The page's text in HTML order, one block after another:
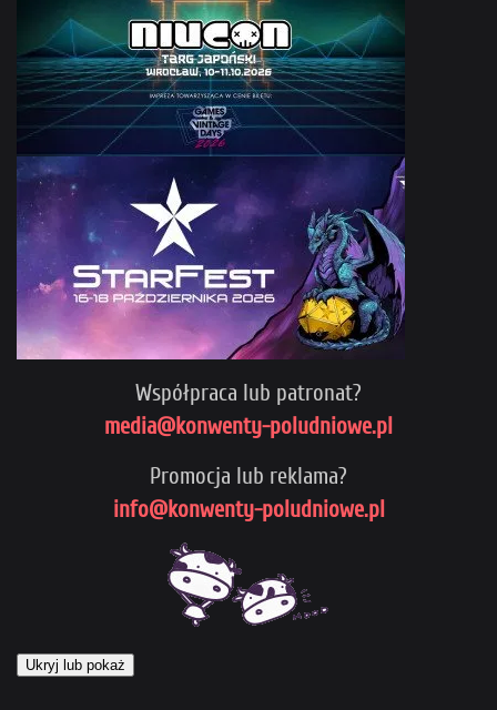
Współpraca lub patronat?
media@konwenty-poludniowe.pl
Promocja lub reklama?
info@konwenty-poludniowe.pl
Ukryj lub pokaż